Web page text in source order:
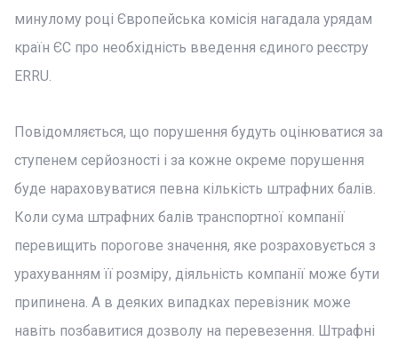
минулому році Європейська комісія нагадала урядам
країн ЄС про необхідність введення єдиного реєстру
ERRU.
Повідомляється, що порушення будуть оцінюватися за
ступенем серйозності і за кожне окреме порушення
буде нараховуватися певна кількість штрафних балів.
Коли сума штрафних балів транспортної компанії
перевищить порогове значення, яке розраховується з
урахуванням її розміру, діяльність компанії може бути
припинена. А в деяких випадках перевізник може
навіть позбавитися дозволу на перевезення. Штрафні